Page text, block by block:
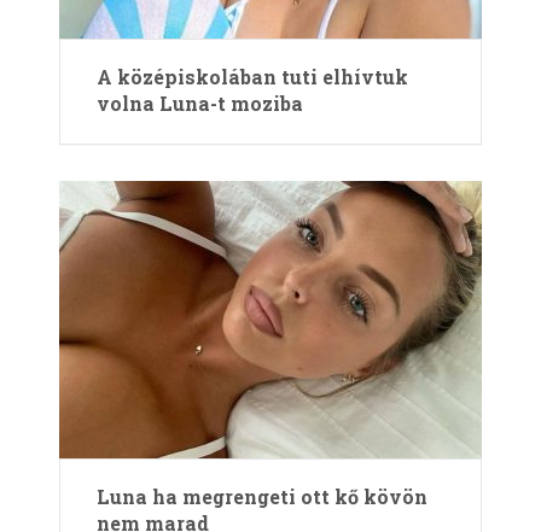
A középiskolában tuti elhívtuk
volna Luna-t moziba
Luna ha megrengeti ott kő kövön
nem marad